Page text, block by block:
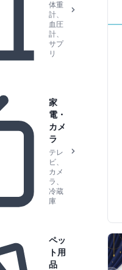
体重
計、
血圧
計、
サプ
リ
家
電・
カメ
ラ
テレ
ビ、
カメ
ラ、
冷蔵
庫
ペッ
ト用
品